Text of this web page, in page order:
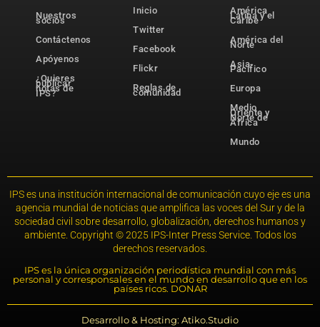
Nuestros
socios
Contáctenos
Apóyenos
¿Quieres
publicar
notas de
IPS?
Inicio
Twitter
Facebook
Flickr
Reglas de
comunidad
América
Latina y el
Caribe
América del
Norte
Asia-
Pacífico
Europa
Medio
Oriente y
Norte de
África
Mundo
IPS es una institución internacional de comunicación cuyo eje es una
agencia mundial de noticias que amplifica las voces del Sur y de la
sociedad civil sobre desarrollo, globalización, derechos humanos y
ambiente. Copyright © 2025 IPS-Inter Press Service. Todos los
derechos reservados.
IPS es la única organización periodística mundial con más
personal y corresponsales en el mundo en desarrollo que en los
países ricos. DONAR
Desarrollo & Hosting: Atiko.Studio